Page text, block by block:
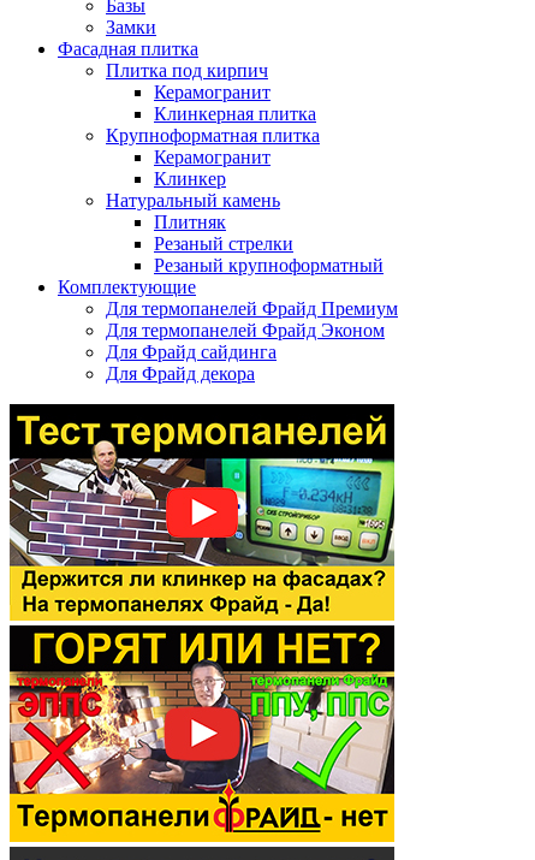
Базы
Замки
Фасадная плитка
Плитка под кирпич
Керамогранит
Клинкерная плитка
Крупноформатная плитка
Керамогранит
Клинкер
Натуральный камень
Плитняк
Резаный стрелки
Резаный крупноформатный
Комплектующие
Для термопанелей Фрайд Премиум
Для термопанелей Фрайд Эконом
Для Фрайд сайдинга
Для Фрайд декора